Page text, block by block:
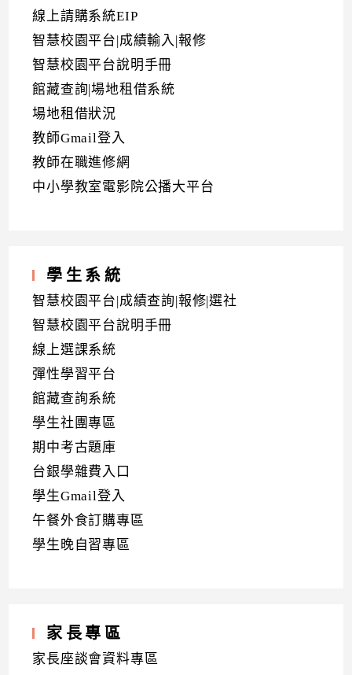
線上請購系統EIP
智慧校園平台|成績輸入|報修
智慧校園平台說明手冊
館藏查詢|場地租借系統
場地租借狀況
教師Gmail登入
教師在職進修網
中小學教室電影院公播大平台
學生系統
智慧校園平台|成績查詢|報修|選社
智慧校園平台說明手冊
線上選課系統
彈性學習平台
館藏查詢系統
學生社團專區
期中考古題庫
台銀學雜費入口
學生Gmail登入
午餐外食訂購專區
學生晚自習專區
家長專區
家長座談會資料專區